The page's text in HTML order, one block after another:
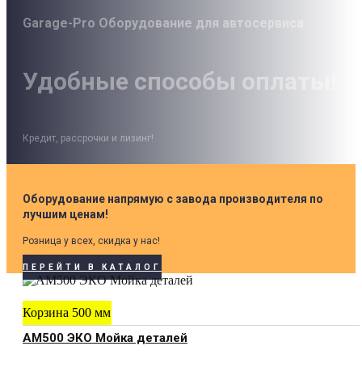
Garage-Pro Оборудование для автосервиса
Удобные способы оплаты!
Кредит, рассрочки и лизинг!
Оборудование напрямую с завода производителя по
лучшим ценам!
Розница у всех, скидка у нас!
ПЕРЕЙТИ В КАТАЛОГ
Корзина 500 мм
АМ500 ЭКО Мойка деталей